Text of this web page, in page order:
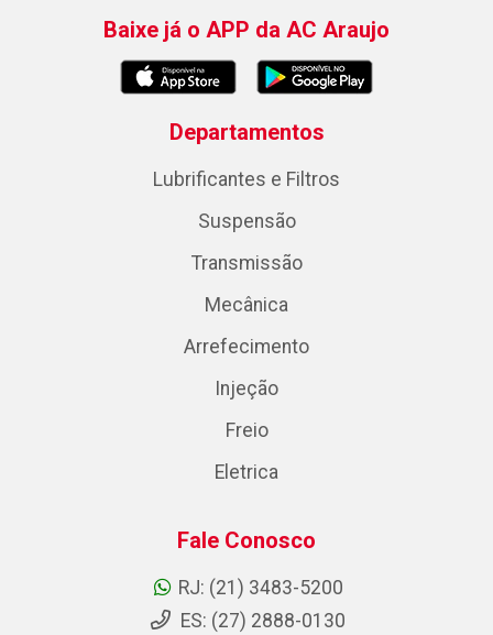
Baixe já o APP da AC Araujo
Departamentos
Lubrificantes e Filtros
Suspensão
Transmissão
Mecânica
Arrefecimento
Injeção
Freio
Eletrica
Fale Conosco
RJ: (21) 3483-5200
ES: (27) 2888-0130